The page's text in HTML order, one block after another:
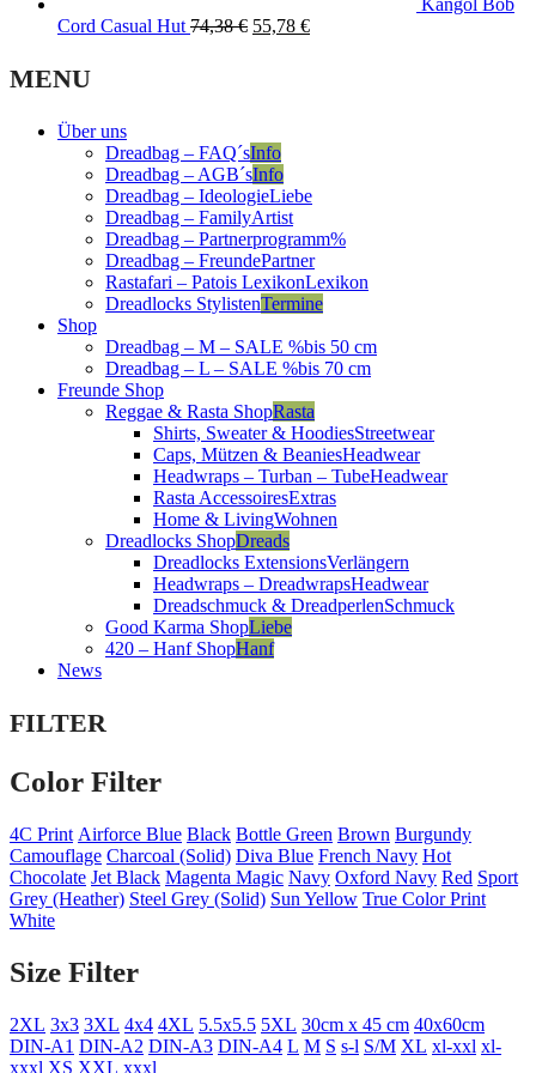
Cord Casual Hut 74,38€ Original
55,78 €Current
MENU
Über uns
Dreadbag – FAQ´sInfo
Dreadbag – AGB´sInfo
Dreadbag – IdeologieLiebe
Dreadbag – FamilyArtist
Dreadbag – Partnerprogramm%
Dreadbag – FreundePartner
Rastafari – Patois LexikonLexikon
Dreadlocks StylistenTermine
Shop
Dreadbag – M – SALE %bis 50 cm
Dreadbag – L – SALE %bis 70 cm
Freunde Shop
Reggae & Rasta ShopRasta
Shirts, Sweater & HoodiesStreetwear
Caps, Mützen & BeaniesHeadwear
Headwraps – Turban – TubeHeadwear
Rasta AccessoiresExtras
Home & LivingWohnen
Dreadlocks ShopDreads
Dreadlocks ExtensionsVerlängern
Headwraps – DreadwrapsHeadwear
Dreadschmuck & DreadperlenSchmuck
Good Karma ShopLiebe
420 – Hanf ShopHanf
News
FILTER
Color Filter
4C Print Airforce Blue Black Bottle Green Brown Burgundy
Camouflage Charcoal (Solid) Diva Blue French Navy Hot
Chocolate Jet Black Magenta Magic Navy Oxford Navy Red Sport
Grey (Heather) Steel Grey (Solid) Sun Yellow True Color Print
White
Size Filter
2XL 3x3 3XL 4x4 4XL 5.5x5.5 5XL 30cm x 45 cm 40x60cm
DIN-A1 DIN-A2 DIN-A3 DIN-A4 L M S s-l S/M XL xl-xxl xl-
xxxl XS XXL xxxl